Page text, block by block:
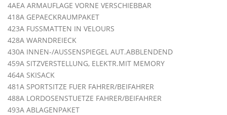
4AEA ARMAUFLAGE VORNE VERSCHIEBBAR
418A GEPAECKRAUMPAKET
423A FUSSMATTEN IN VELOURS
428A WARNDREIECK
430A INNEN-/AUSSENSPIEGEL AUT.ABBLENDEND
459A SITZVERSTELLUNG, ELEKTR.MIT MEMORY
464A SKISACK
481A SPORTSITZE FUER FAHRER/BEIFAHRER
488A LORDOSENSTUETZE FAHRER/BEIFAHRER
493A ABLAGENPAKET